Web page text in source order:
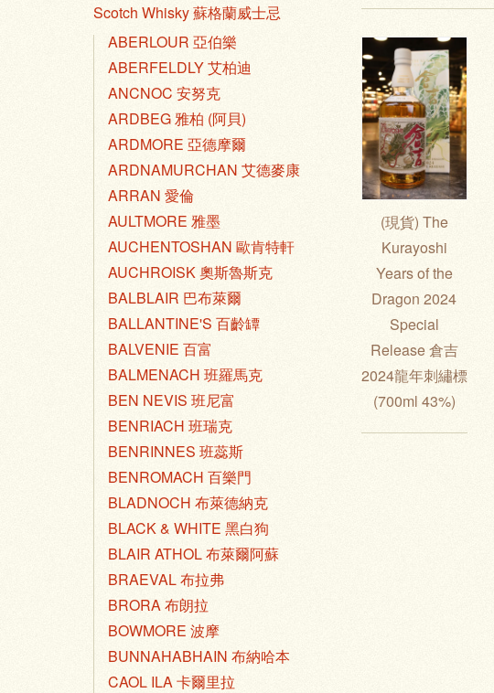
Scotch Whisky 蘇格蘭威士忌
ABERLOUR 亞伯樂
ABERFELDLY 艾柏迪
ANCNOC 安努克
ARDBEG 雅柏 (阿貝)
ARDMORE 亞德摩爾
ARDNAMURCHAN 艾德麥康
ARRAN 愛倫
AULTMORE 雅墨
AUCHENTOSHAN 歐肯特軒
AUCHROISK 奧斯魯斯克
BALBLAIR 巴布萊爾
BALLANTINE'S 百齡罈
BALVENIE 百富
BALMENACH 班羅馬克
BEN NEVIS 班尼富
BENRIACH 班瑞克
BENRINNES 班蕊斯
BENROMACH 百樂門
BLADNOCH 布萊德納克
BLACK & WHITE 黑白狗
BLAIR ATHOL 布萊爾阿蘇
BRAEVAL 布拉弗
BRORA 布朗拉
BOWMORE 波摩
BUNNAHABHAIN 布納哈本
CAOL ILA 卡爾里拉
(現貨) The
Kurayoshi
Years of the
Dragon 2024
Special
Release 倉吉
2024龍年刺繡標
(700ml 43%)